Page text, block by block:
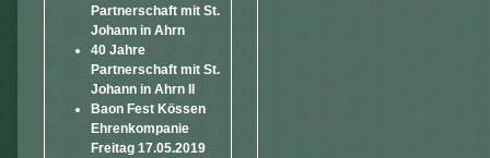
Partnerschaft mit St.
Johann in Ahrn
40 Jahre
Partnerschaft mit St.
Johann in Ahrn II
Baon Fest Kössen
Ehrenkompanie
Freitag 17.05.2019